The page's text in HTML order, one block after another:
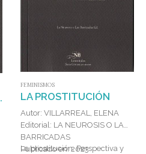
MUNDIAL
FEMINISMOS
LA PROSTITUCIÓN
Autor: VILLARREAL, ELENA
Editorial: LA NEUROSIS O LAS
BARRICADAS
Publicado en: 2023
La prostitución. Perspectiva y